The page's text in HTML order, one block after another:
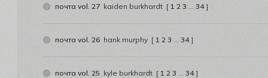
почта vol. 27 kaiden burkhardt [ 1 2 3 34 ]
почта vol. 26 hank murphy [ 1 2 3 34 ]
почта vol. 25 kyle burkhardt [ 1 2 3 34 ]